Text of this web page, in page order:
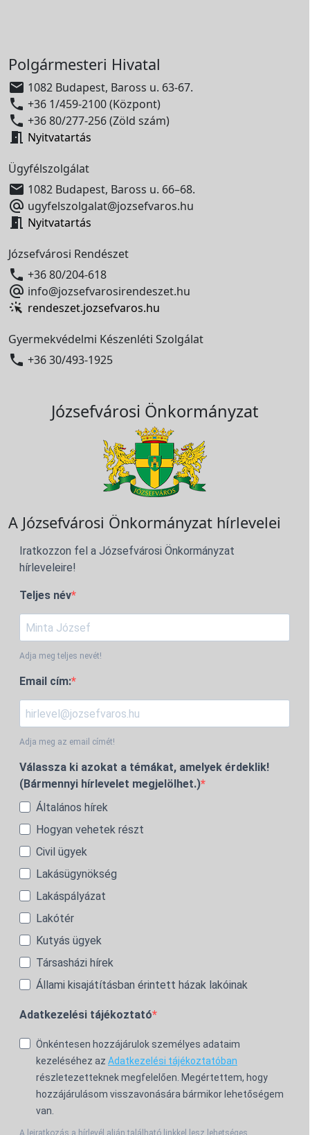
Polgármesteri Hivatal
 1082 Budapest, Baross u. 63-67.
 +36 1/459-2100 (Központ)
 +36 80/277-256 (Zöld szám)
 Nyitvatartás
Ügyfélszolgálat
 1082 Budapest, Baross u. 66–68.
 ugyfelszolgalat@jozsefvaros.hu
 Nyitvatartás
Józsefvárosi Rendészet
 +36 80/204-618
 info@jozsefvarosirendeszet.hu
rendeszet.jozsefvaros.hu
Gyermekvédelmi Készenléti Szolgálat
 +36 30/493-1925
Józsefvárosi Önkormányzat
A Józsefvárosi Önkormányzat hírlevelei
Iratkozzon fel a Józsefvárosi Önkormányzat
hírleveleire!
Teljes név
Adja meg teljes nevét!
Email cím:
Adja meg az email címét!
Válassza ki azokat a témákat, amelyek érdeklik!
(Bármennyi hírlevelet megjelölhet.)
Általános hírek
Hogyan vehetek részt
Civil ügyek
Lakásügynökség
Lakáspályázat
Lakótér
Kutyás ügyek
Társasházi hírek
Állami kisajátításban érintett házak lakóinak
Adatkezelési tájékoztató
Önkéntesen hozzájárulok személyes adataim
kezeléséhez az Adatkezelési tájékoztatóban
részletezetteknek megfelelően. Megértettem, hogy
hozzájárulásom visszavonására bármikor lehetőségem
van.
A leiratkozás a hírlevél alján található linkkel lesz lehetséges.